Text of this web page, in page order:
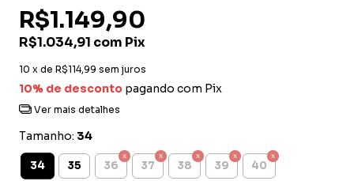
R$1.149,90
R$1.034,91 com Pix
10 x de R$114,99 sem juros
10% de desconto pagando com Pix
Ver mais detalhes
Tamanho: 34
34 35 36 37 38 39 40